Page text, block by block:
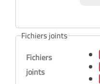
Fichiers joints
Fichiers
joints